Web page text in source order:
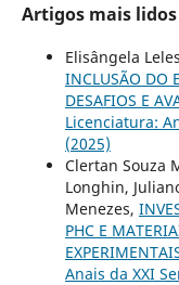
Artigos mais
Elisângela
INCLUSÃO DO
DESAFIOS E
Licenciatura:
(2025)
Clertan Souza
Longhin,
Menezes,
PHC E
Anais da XXI